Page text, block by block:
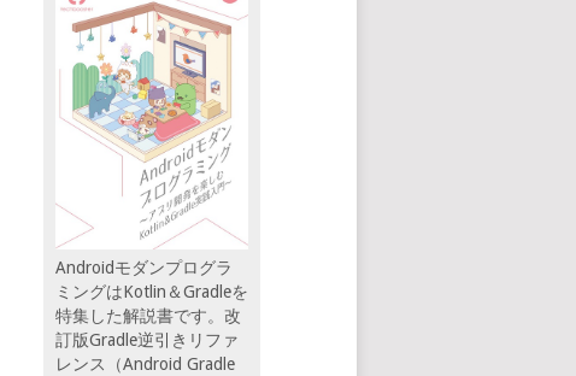
Androidモダンプログラ
ミングはKotlin＆Gradleを
特集した解説書です。改
訂版Gradle逆引きリファ
レンス（Android Gradle